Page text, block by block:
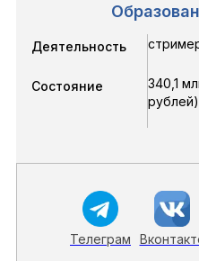
Деятельность
Состояние
340,1
рублей)
Телеграм